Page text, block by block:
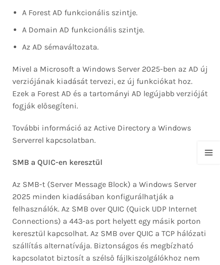
A Forest AD funkcionális szintje.
A Domain AD funkcionális szintje.
Az AD sémaváltozata.
Mivel a Microsoft a Windows Server 2025-ben az AD új
verziójának kiadását tervezi, ez új funkciókat hoz.
Ezek a Forest AD és a tartományi AD legújabb verzióját
fogják elősegíteni.
További információ az Active Directory a Windows
Serverrel kapcsolatban.
SMB a QUIC-en keresztül
Az SMB-t (Server Message Block) a Windows Server
2025 minden kiadásában konfigurálhatják a
felhasználók. Az SMB over QUIC (Quick UDP Internet
Connections) a 443-as port helyett egy másik porton
keresztül kapcsolhat. Az SMB over QUIC a TCP hálózati
szállítás alternatívája. Biztonságos és megbízható
kapcsolatot biztosít a szélső fájlkiszolgálókhoz nem